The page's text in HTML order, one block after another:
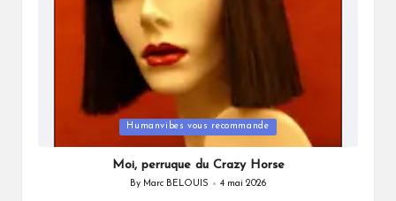
in
Humanvibes vous recommande
Moi, perruque du Crazy Horse
Posted
By Marc BELOUIS 4 mai 2026